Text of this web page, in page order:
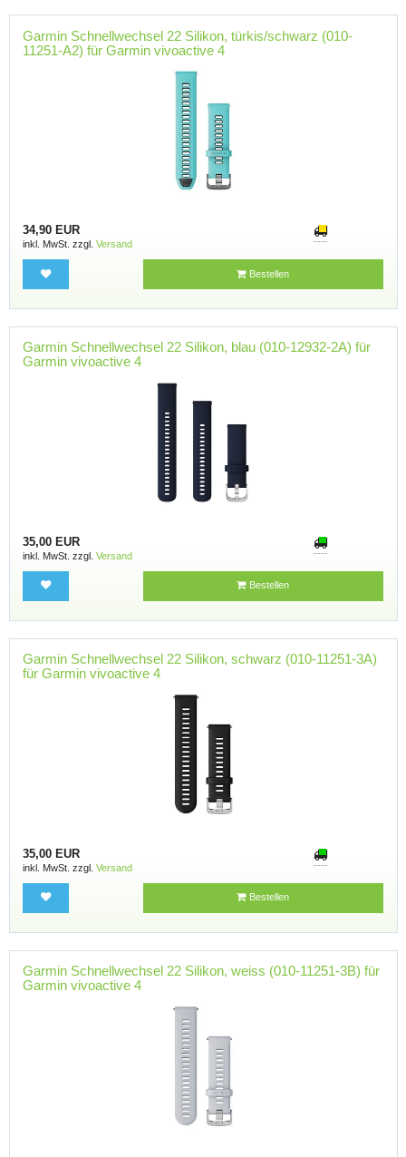
Garmin Schnellwechsel 22 Silikon, türkis/schwarz (010-
11251-A2) für Garmin vivoactive 4
34,90 EUR
inkl. MwSt. zzgl. Versand
Bestellen
Garmin Schnellwechsel 22 Silikon, blau (010-12932-2A) für
Garmin vivoactive 4
35,00 EUR
inkl. MwSt. zzgl. Versand
Bestellen
Garmin Schnellwechsel 22 Silikon, schwarz (010-11251-3A)
für Garmin vivoactive 4
35,00 EUR
inkl. MwSt. zzgl. Versand
Bestellen
Garmin Schnellwechsel 22 Silikon, weiss (010-11251-3B) für
Garmin vivoactive 4